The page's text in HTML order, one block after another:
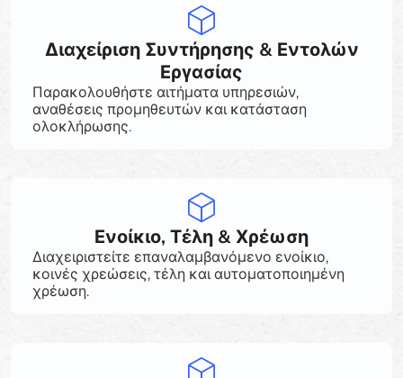
Διαχείριση Συντήρησης & Εντολών
Εργασίας
Παρακολουθήστε αιτήματα υπηρεσιών,
αναθέσεις προμηθευτών και κατάσταση
ολοκλήρωσης.
Ενοίκιο, Τέλη & Χρέωση
Διαχειριστείτε επαναλαμβανόμενο ενοίκιο,
κοινές χρεώσεις, τέλη και αυτοματοποιημένη
χρέωση.